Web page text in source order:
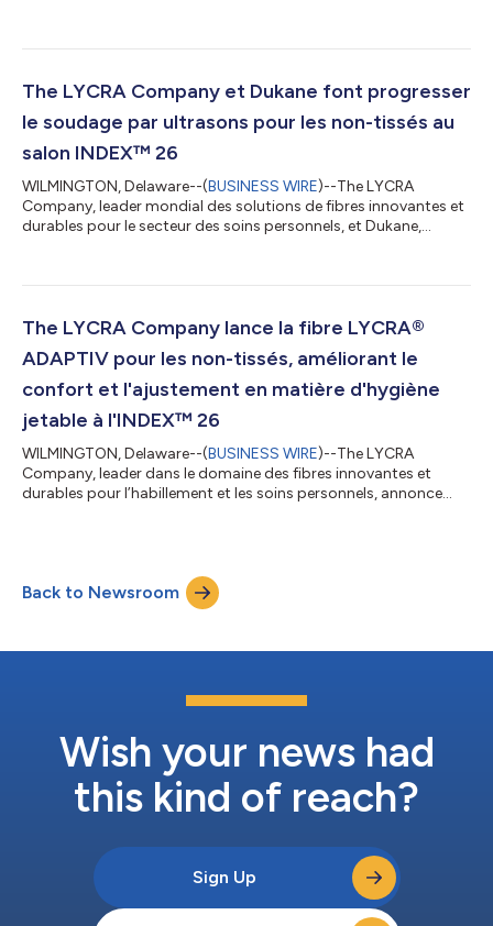
financière globale et sortira de la protection du chapitre 11 le 20
capital durable qui lui permettra de poursuivre sa stratégie de
croissance grâce à des investi...
The LYCRA Company et Dukane font progresser
le soudage par ultrasons pour les non-tissés au
salon INDEX™ 26
WILMINGTON, Delaware--(BUSINESS WIRE)--The LYCRA
Company, leader mondial des solutions de fibres innovantes et
durables pour le secteur des soins personnels, et Dukane,
dernières avancées co-développées en matière de soudage par
Suisse, du 19 au 22 mai. Depuis 2014, les deux entreprises
collaborent au développement de soluti...
The LYCRA Company lance la fibre LYCRA®
ADAPTIV pour les non-tissés, améliorant le
confort et l'ajustement en matière d'hygiène
jetable à l'INDEX™ 26
WILMINGTON, Delaware--(BUSINESS WIRE)--The LYCRA
Company, leader dans le domaine des fibres innovantes et
durables pour l’habillement et les soins personnels, annonce
reconnue par les plus grandes marques mondiales de
vêtements, inaugure désormais une nouvelle ère de confort,
d'ajustement et de performance pour le...
Back to Newsroom
Wish your news had
this kind of reach?
Sign Up